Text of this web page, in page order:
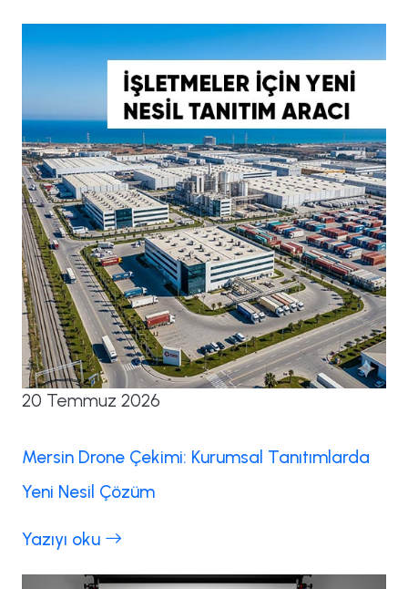
20 Temmuz 2026
Mersin Drone Çekimi: Kurumsal Tanıtımlarda
Yeni Nesil Çözüm
Yazıyı oku